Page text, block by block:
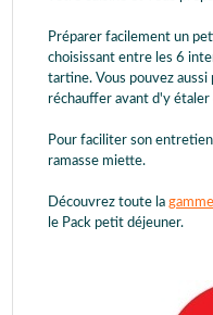
Préparer facilement un
choisissant entre les 6
tartine. Vous pouvez
réchauffer avant d'y
Pour faciliter son
ramasse miette.
Découvrez toute la
le Pack petit déjeuner.